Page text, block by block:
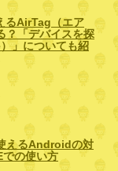
るAirTag（エア
？「デバイスを探
」についても紹
えるAndroidの対
の使い方